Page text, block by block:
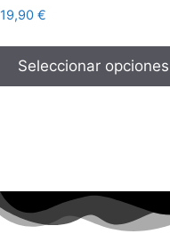
19,90 €
Seleccionar opciones